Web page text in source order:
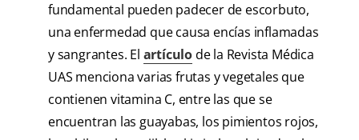
fundamental pueden padecer de escorbuto,
una enfermedad que causa encías inflamadas
y sangrantes. El artículode la Revista Médica
UAS menciona varias frutas y vegetales que
contienen vitamina C, entre las que se
encuentran las guayabas, los pimientos rojos,